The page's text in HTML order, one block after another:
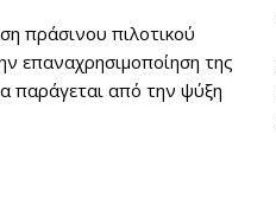
πράσινου πιλοτικού
επαναχρησιμοποίηση της
παράγεται από την ψύξη